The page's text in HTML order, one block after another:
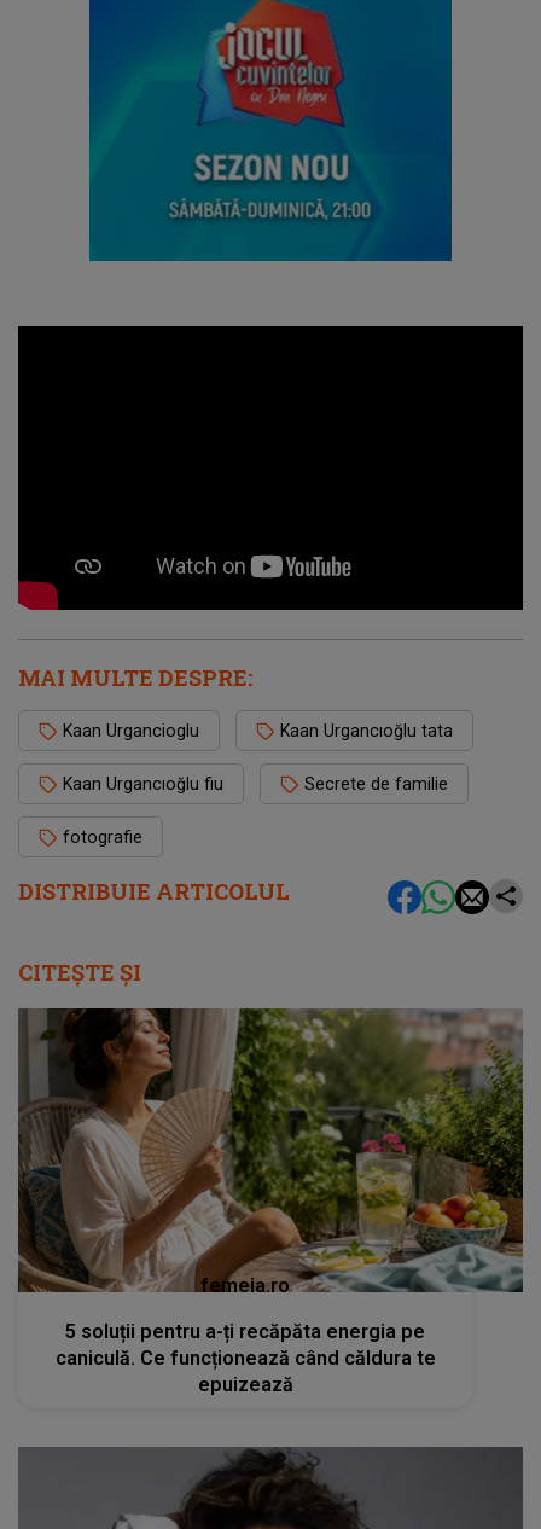
DISTRIBUIE ARTICOLUL
MAI MULTE DESPRE:
Kaan Urgancioglu Kaan Urgancıoğlu tata
Kaan Urgancıoğlu fiu Secrete de familie
fotografie
CITEȘTE ȘI
femeia.ro
5 soluții pentru a-ți recăpăta energia pe
caniculă. Ce funcționează când căldura te
epuizează